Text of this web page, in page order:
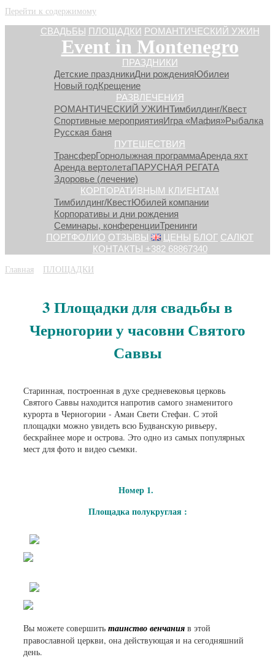
Перейти к содержимому
СВАДЬБЫ ПЛОЩАДКИ РОМАНТИЧЕСКИЙ УЖИН
Event in Montenegro
ПРАЗДНИКИ
Детские праздникиДни рожденияЮбилеи
Новый годКрещение
РАЗВЛЕЧЕНИЯ
РОМАНТИЧЕСКИЙ УЖИНТимбилдинг/Квест
Спортивные мероприятияИгра «Мафия»Рыбалка
Русская баня
ПУТЕШЕСТВИЯ
ТрансферГорнолыжная программаАренда яхт
Аренда вертолетаПАРУСНАЯ РЕГАТА
Здоровье (лечение)
КОРПОРАТИВНЫМ КЛИЕНТАМ
Тимбилдинг/КвестЮбилей компании
Корпоративы и дни рождения
Семинары, конференцииТренинги
ПОРТФОЛИО ОТЗЫВЫ ЦЕНЫ БЛОГ САЛЮТ
КОНТАКТЫ +382 68867340
Главная ПЛОЩАДКИ
3 Площадки для свадьбы в
Черногории у часовни Святого
Саввы
Старинная, построенная в духе средневековья церковь
Святого Саввы находится напротив самого знаменитого
курорта в Черногории - Аман Свети Стефан. С этой
площадки можно увидеть всю Будванскую ривьеру,
бескрайнее море и острова. Это одно из самых популярных
мест для фото и видео съемки.
Номер 1.
Площадка полукруглая :
Вы можете совершить таинство венчания в этой
православной церкви, она действующая и на сегодняшний
день.